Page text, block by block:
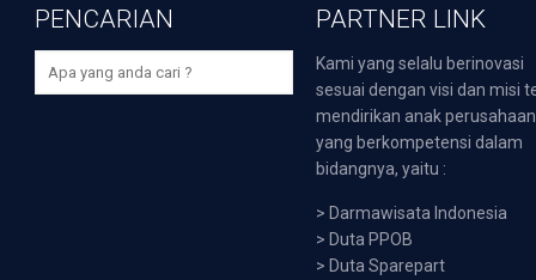
PENCARIAN PARTNER LINK
Kami yang selalu berinovasi
sesuai dengan visi dan misi
mendirikan anak perusahaan
yang berkompetensi dalam
bidangnya, yaitu :
> Darmawisata Indonesia
> Duta PPOB
> Duta Sparepart